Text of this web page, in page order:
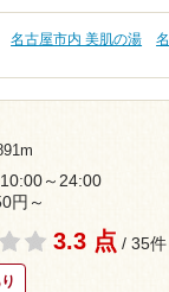
名古屋市内 美肌の湯
～24:00
円～
3.3 点 / 35件